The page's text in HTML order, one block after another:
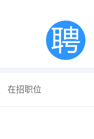
在招职位